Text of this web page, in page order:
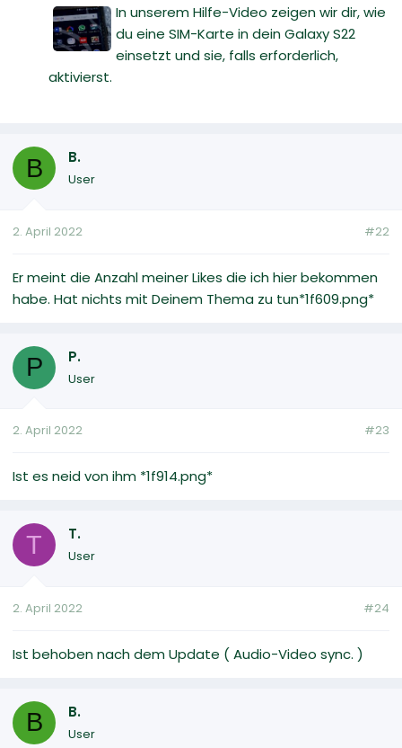
In unserem Hilfe-Video zeigen wir dir, wie
du eine SIM-Karte in dein Galaxy S22
einsetzt und sie, falls erforderlich,
aktivierst.
B B.
User
2. April 2022 #22
Er meint die Anzahl meiner Likes die ich hier bekommen
habe. Hat nichts mit Deinem Thema zu tun*1f609.png*
P P.
User
2. April 2022 #23
Ist es neid von ihm *1f914.png*
T T.
User
2. April 2022 #24
Ist behoben nach dem Update ( Audio-Video sync. )
B B.
User